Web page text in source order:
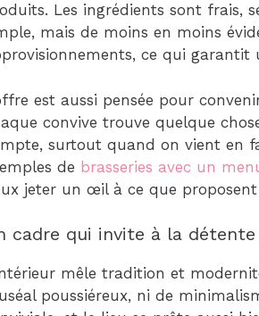
Les ingrédients sont frais,
mais de moins en moins
ce qui garantit
est aussi pensée pour
convive trouve quelque
surtout quand on vient en
de brasseries avec un
jeter un œil à ce que proposent
cadre qui invite à la détente
mêle tradition et
poussiéreux, ni de